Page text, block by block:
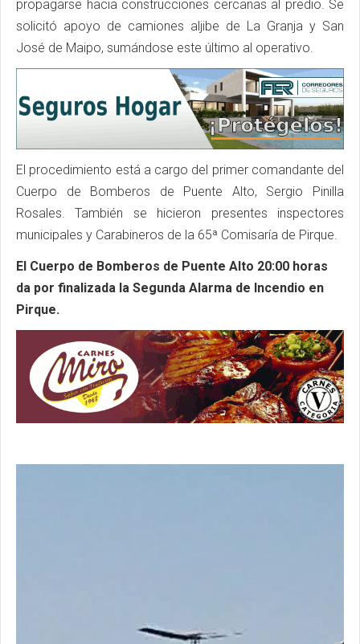
propagarse hacia construcciones cercanas al predio. Se
solicitó apoyo de camiones aljibe de La Granja y San
José de Maipo, sumándose este último al operativo.
El procedimiento está a cargo del primer comandante del
Cuerpo de Bomberos de Puente Alto, Sergio Pinilla
Rosales. También se hicieron presentes inspectores
municipales y Carabineros de la 65ª Comisaría de Pirque.
El Cuerpo de Bomberos de Puente Alto 20:00 horas
da por finalizada la Segunda Alarma de Incendio en
Pirque.